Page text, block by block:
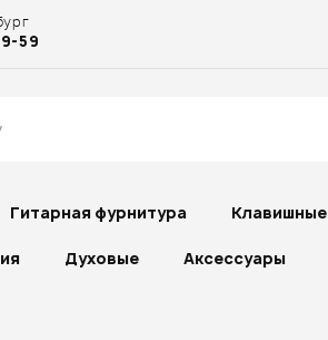
59
Гитарная фурнитура Клавишные
Духовые Аксессуары